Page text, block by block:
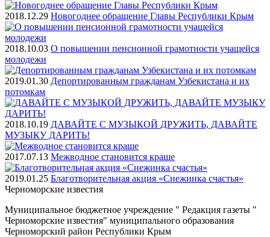
2018.12.29 Новогоднее обращение Главы Республики Крым
2018.10.03 О повышении пенсионной грамотности учащейся
молодежи
2019.01.30 Депортированным гражданам Узбекистана и их
потомкам
2018.10.19 ДАВАЙТЕ С МУЗЫКОЙ ДРУЖИТЬ, ДАВАЙТЕ
МУЗЫКУ ДАРИТЬ!
2017.07.13 Межводное становится краше
2019.01.25 Благотворительная акция «Снежинка счастья»
Черноморские известия
Муниципальное бюджетное учреждение " Редакция газеты "
Черноморские известия" муниципального образования
Черноморский район Республики Крым